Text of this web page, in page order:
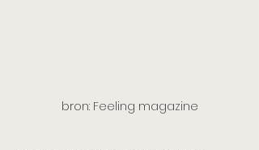
bron: Feeling magazine